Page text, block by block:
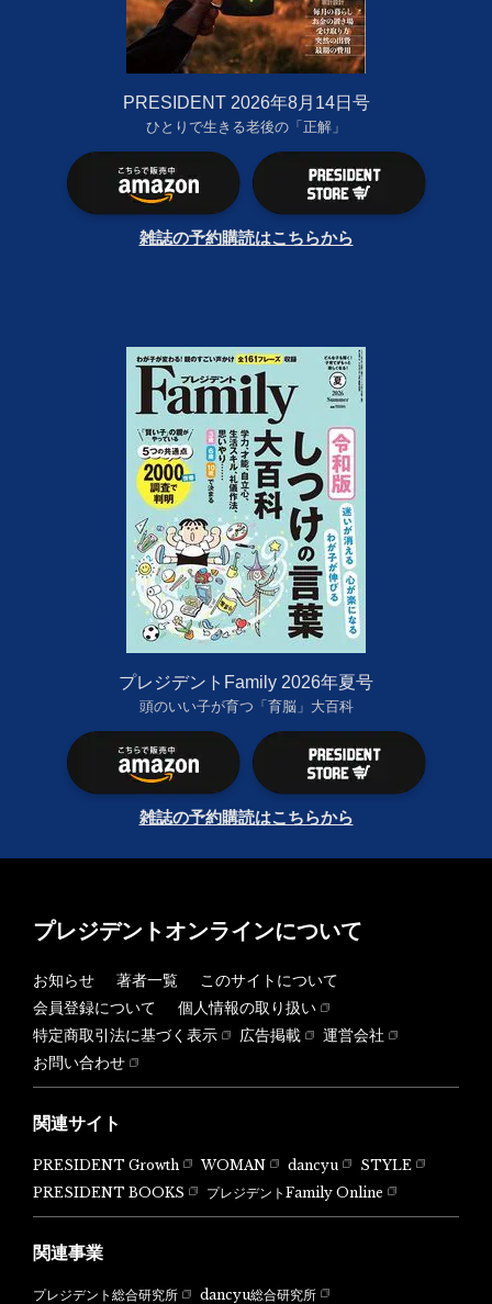
PRESIDENT 2026年8月14日号
ひとりで生きる老後の「正解」
雑誌の予約購読はこちらから
プレジデントFamily 2026年夏号
頭のいい子が育つ「育脳」大百科
雑誌の予約購読はこちらから
プレジデントオンラインについて
お知らせ 著者一覧
このサイトについて
会員登録について
個人情報の取り扱い
特定商取引法に基づく表示
広告掲載
運営会社
お問い合わせ
関連サイト
PRESIDENT Growth WOMAN dancyu
STYLE
PRESIDENT BOOKS
プレジデントFamily Online
関連事業
プレジデント総合研究所 dancyu総合研究所